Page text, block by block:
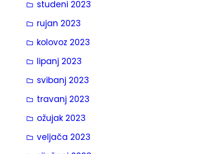
studeni 2023
rujan 2023
kolovoz 2023
lipanj 2023
svibanj 2023
travanj 2023
ožujak 2023
veljača 2023